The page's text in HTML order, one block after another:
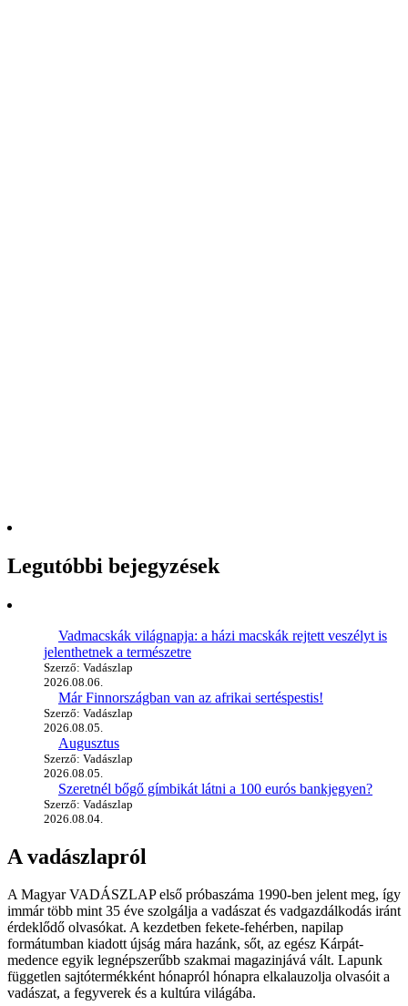
Legutóbbi bejegyzések
Vadmacskák világnapja: a házi macskák rejtett veszélyt is
jelenthetnek a természetre
Szerző: Vadászlap
2026.08.06.
Már Finnországban van az afrikai sertéspestis!
Szerző: Vadászlap
2026.08.05.
Augusztus
Szerző: Vadászlap
2026.08.05.
Szeretnél bőgő gímbikát látni a 100 eurós bankjegyen?
Szerző: Vadászlap
2026.08.04.
A vadászlapról
A Magyar VADÁSZLAP első próbaszáma 1990-ben jelent meg, így
immár több mint 35 éve szolgálja a vadászat és vadgazdálkodás iránt
érdeklődő olvasókat. A kezdetben fekete-fehérben, napilap
formátumban kiadott újság mára hazánk, sőt, az egész Kárpát-
medence egyik legnépszerűbb szakmai magazinjává vált. Lapunk
független sajtótermékként hónapról hónapra elkalauzolja olvasóit a
vadászat, a fegyverek és a kultúra világába.